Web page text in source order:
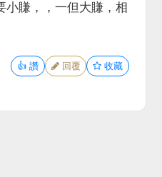
小賺，，一但大賺，相
👍 讚 回覆 收藏